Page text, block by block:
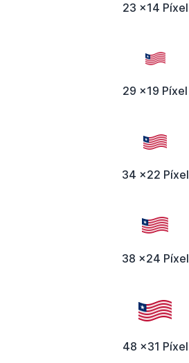
23 x14 Píxel
29 x19 Píxel
34 x22 Píxel
38 x24 Píxel
48 x31 Píxel